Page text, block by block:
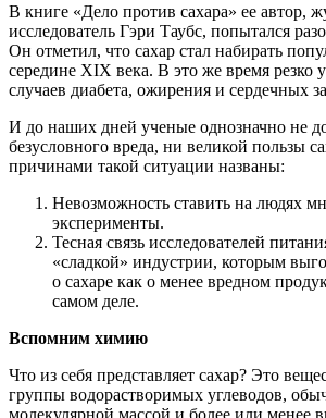
В книге «Дело против сахара» ее автор,
исследователь Гэри Таубс, попытался
Он отметил, что сахар стал набирать
середине XIX века. В это же время резко
случаев диабета, ожирения и сердечных
И до наших дней ученые однозначно не
безусловного вреда, ни великой пользы
причинами такой ситуации названы:
Невозможность ставить на людях
эксперименты.
Тесная связь исследователей
«сладкой» индустрии, которым
о сахаре как о менее вредном
самом деле.
Вспомним химию
Что из себя представляет сахар? Это
группы водорастворимых углеводов,
молекулярной массой и более или менее